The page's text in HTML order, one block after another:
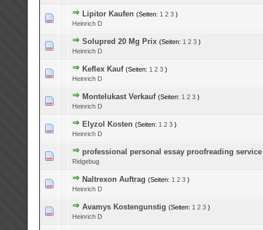
Lipitor Kaufen (Seiten: 1 2 3 )
Heinrich D
0 Bewertung(en) - 0 von 5 durchschnittlich
12 345
Solupred 20 Mg Prix (Seiten: 1 2 3 )
Heinrich D
0 Bewertung(en) - 0 von 5 durchschnittlich
1234 5
Keflex Kauf (Seiten: 1 2 3 )
Heinrich D
0 Bewertung(en) - 0 von 5 durchschnittlich
12345
Montelukast Verkauf (Seiten: 1 2 3 )
Heinrich D
0 Bewertung(en) - 0 von 5 durchschnittlich
12345
Elyzol Kosten (Seiten: 1 2 3 )
Heinrich D
0 Bewertung(en) - 0 von 5 durchschnittlich
12 345
professional personal essay proofreading
Ridgebug
0 Bewertung(en) - 0 von 5 durchschnittlich
12345
Naltrexon Auftrag (Seiten: 1 2 3 )
Heinrich D
0 Bewertung(en) - 0 von 5 durchschnittlich
1234 5
Avamys Kostengunstig (Seiten: 1 2 3 )
Heinrich D
0 Bewertung(en) - 0 von 5 durchschnittlich
123 45